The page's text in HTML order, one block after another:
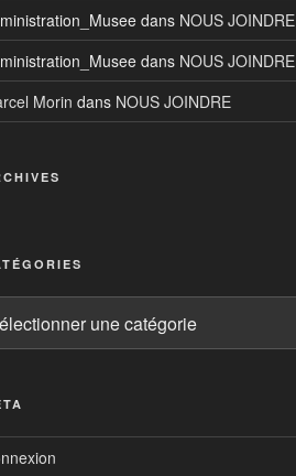
dans NOUS JOINDRE
dans NOUS JOINDRE
Morin dans NOUS JOINDRE